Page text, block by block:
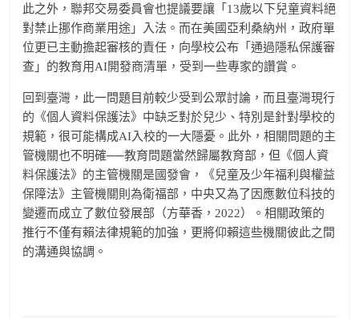
此之外，聯邦交易委員會也提議要讓「13歲以下兒童資料絕
對禁止挪作商業用途」入法。而在美國亞利桑納州，政府單
位更已主動擔起審核的責任，向學校公布「通過隱私保護審
查」的教育用AI開發商清單，受到一些專家的讚賞。
回到臺灣，此一問題目前較少受到公眾討論，而且臺灣現行
的《個人資料保護法》中缺乏對於兒少、特別是針對學校的
規範，很可能構成AI入校的一大隱憂。此外，相關問題的主
管機關也不明確──教育問題當然歸屬教育部，但《個人資
料保護法》的主管機關是國發會，《兒童及少年福利與權益
保障法》主管機關則為衛福部，中央又為了因應數位科技的
變遷而成立了數位發展部（方華香，2022）。相關政策的
推行不僅有賴法律規範的加強，更將仰賴這些機關彼此之間
的溝通與協調。